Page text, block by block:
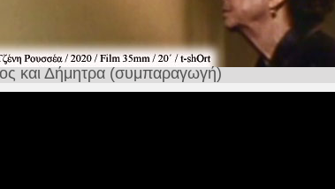
και Δήμητρα (συμπαραγωγή)